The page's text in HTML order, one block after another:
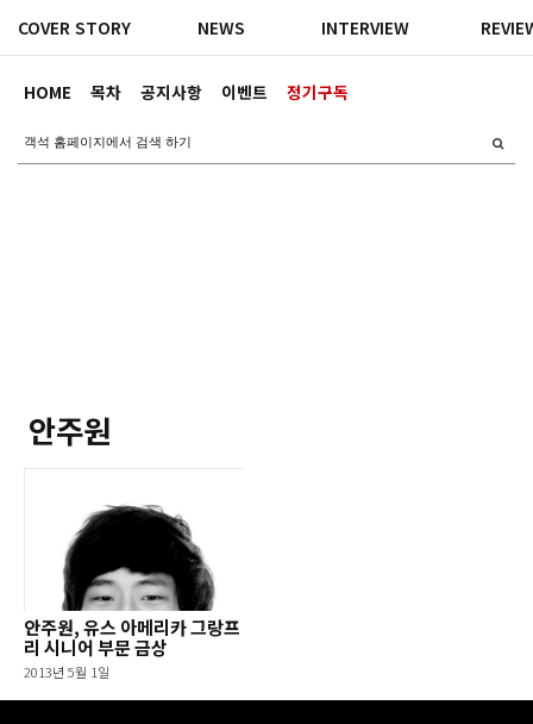
HOME 목차 공지사항 이벤트 정기구독
COVER STORY NEWS INTERVIEW
안주원
안주원, 유스 아메리카 그랑프
리 시니어 부문 금상
2013년 5월 1일